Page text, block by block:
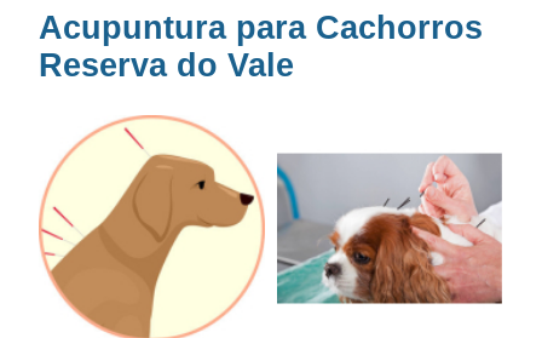
Acupuntura para Cachorros
Reserva do Vale